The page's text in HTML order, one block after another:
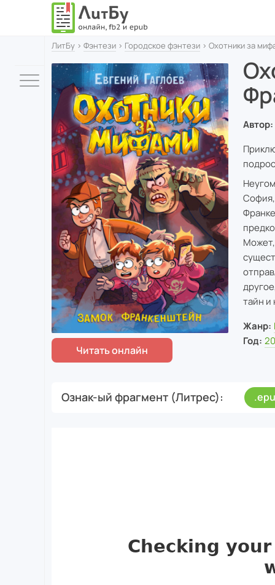
ЛитБу › Фэнтези › Городское фэнтези › Охотники за
Автор:
София,
тайн и
Жанр:
Год:
Ознак-ый фрагмент (Литрес)